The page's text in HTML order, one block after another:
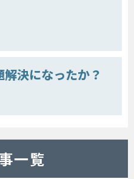
決になったか？
一覧